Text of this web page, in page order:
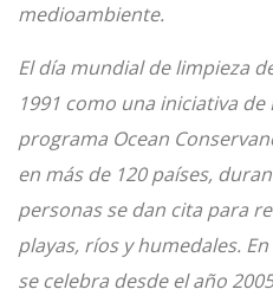
medioambiente.
El día mundial de limpieza
1991 como una iniciativa
programa Ocean
en más de 120 países,
personas se dan cita para
playas, ríos y humedales.
se celebra desde el año